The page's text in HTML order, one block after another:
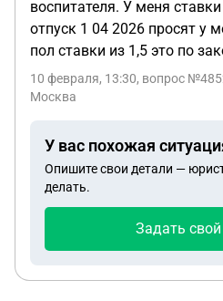
воспитателя. У меня
отпуск 1 04 2026 просят у
пол ставки из 1,5 это по
10 февраля, 13:30, вопрос
Москва
У вас похожая
Опишите свои детали —
делать.
Задать